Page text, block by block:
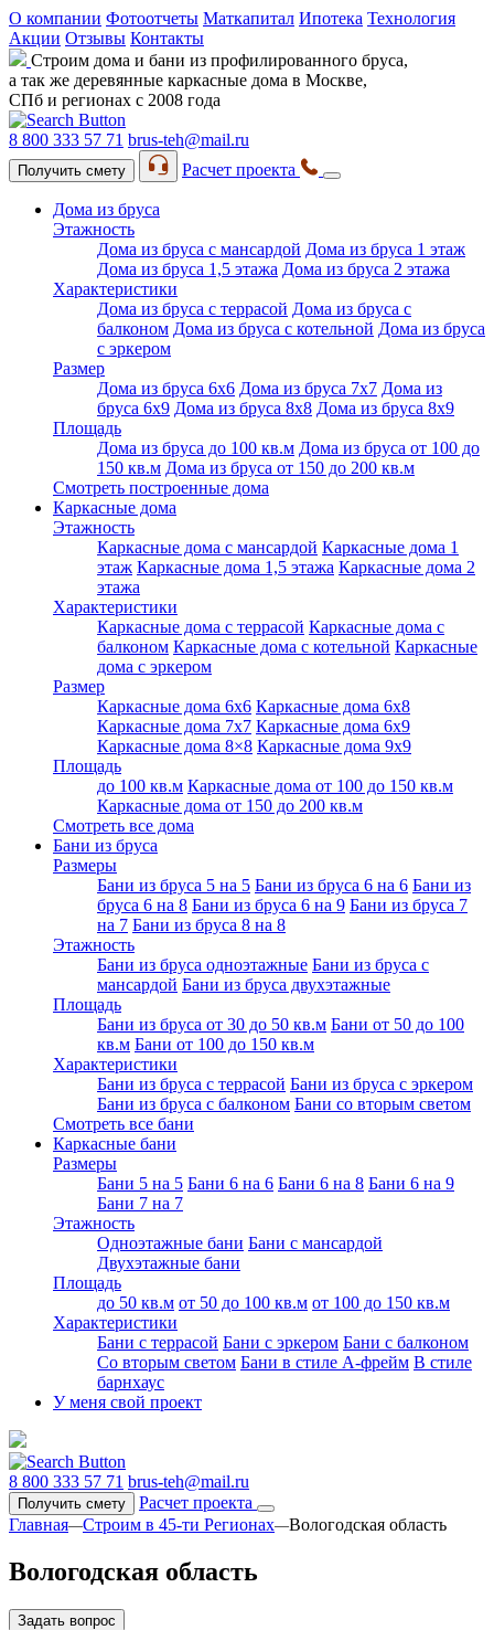
О компании Фотоотчеты Маткапитал Ипотека Технология
Акции Отзывы Контакты
Строим дома и бани из профилированного бруса,
а так же деревянные каркасные дома в Москве,
СПб и регионах с 2008 года
8 800 333 57 71 brus-teh@mail.ru
Получить смету Расчет проекта
Дома из бруса
Этажность
Дома из бруса с мансардой Дома из бруса 1 этаж
Дома из бруса 1,5 этажа Дома из бруса 2 этажа
Характеристики
Дома из бруса с террасой Дома из бруса с
балконом Дома из бруса с котельной Дома из бруса
с эркером
Размер
Дома из бруса 6х6 Дома из бруса 7х7 Дома из
бруса 6х9 Дома из бруса 8х8 Дома из бруса 8х9
Площадь
Дома из бруса до 100 кв.м Дома из бруса от 100 до
150 кв.м Дома из бруса от 150 до 200 кв.м
Смотреть построенные дома
Каркасные дома
Этажность
Каркасные дома с мансардой Каркасные дома 1
этаж Каркасные дома 1,5 этажа Каркасные дома 2
этажа
Характеристики
Каркасные дома с террасой Каркасные дома с
балконом Каркасные дома с котельной Каркасные
дома с эркером
Размер
Каркасные дома 6х6 Каркасные дома 6x8
Каркасные дома 7x7 Каркасные дома 6x9
Каркасные дома 8×8 Каркасные дома 9х9
Площадь
до 100 кв.м Каркасные дома от 100 до 150 кв.м
Каркасные дома от 150 до 200 кв.м
Смотреть все дома
Бани из бруса
Размеры
Бани из бруса 5 на 5 Бани из бруса 6 на 6 Бани из
бруса 6 на 8 Бани из бруса 6 на 9 Бани из бруса 7
на 7 Бани из бруса 8 на 8
Этажность
Бани из бруса одноэтажные Бани из бруса с
мансардой Бани из бруса двухэтажные
Площадь
Бани из бруса от 30 до 50 кв.м Бани от 50 до 100
кв.м Бани от 100 до 150 кв.м
Характеристики
Бани из бруса с террасой Бани из бруса с эркером
Бани из бруса с балконом Бани со вторым светом
Смотреть все бани
Каркасные бани
Размеры
Бани 5 на 5 Бани 6 на 6 Бани 6 на 8 Бани 6 на 9
Бани 7 на 7
Этажность
Одноэтажные бани Бани с мансардой
Двухэтажные бани
Площадь
до 50 кв.м от 50 до 100 кв.м от 100 до 150 кв.м
Характеристики
Бани с террасой Бани с эркером Бани с балконом
Со вторым светом Бани в стиле А-фрейм В стиле
барнхаус
У меня свой проект
8 800 333 57 71 brus-teh@mail.ru
Получить смету
Расчет проекта
Главная—Строим в 45-ти Регионах—Вологодская область
Вологодская область
Задать вопрос